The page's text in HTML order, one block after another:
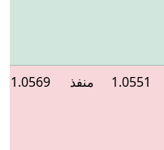
1.0551 منفذ 1.0569